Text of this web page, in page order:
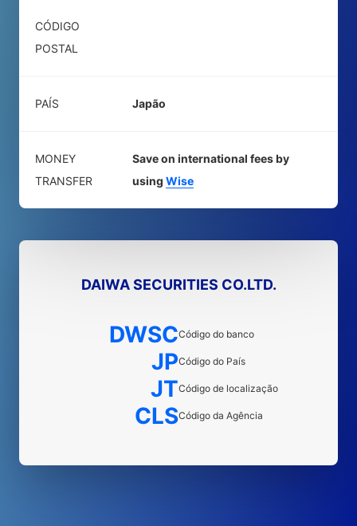
CÓDIGO
POSTAL
PAÍS Japão
MONEY
TRANSFER
Save on international fees by
using Wise
DAIWA SECURITIES CO.LTD.
DWSCCódigo do banco
JPCódigo do País
JTCódigo de localização
CLSCódigo da Agência